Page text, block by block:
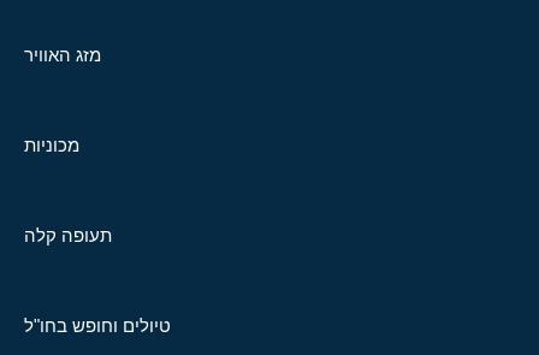
מזג האוויר
מכוניות
תעופה קלה
טיולים וחופש בחו"ל